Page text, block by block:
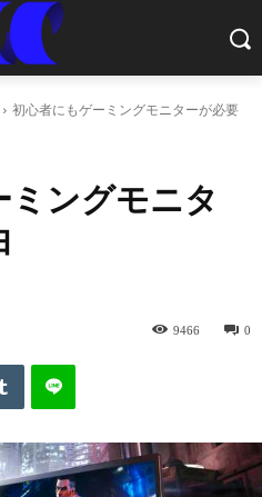
初心者にもゲーミングモニターが必要
ミングモニタ
0
9466